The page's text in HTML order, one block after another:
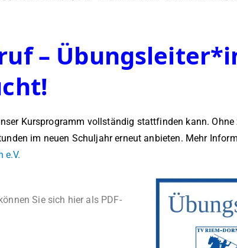
–
Kursprogramm vollständig stattfinden kann.
im neuen Schuljahr erneut anbieten. Mehr
e.V.
Sie sich hier als PDF-